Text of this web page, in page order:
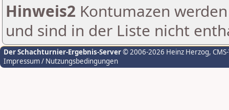
Hinweis2 Kontumazen
und sind in der Liste nicht
Der Schachturnier-Ergebnis-Server© 2006-2026 Heinz Herzog,
Impressum / Nutzungsbedingungen